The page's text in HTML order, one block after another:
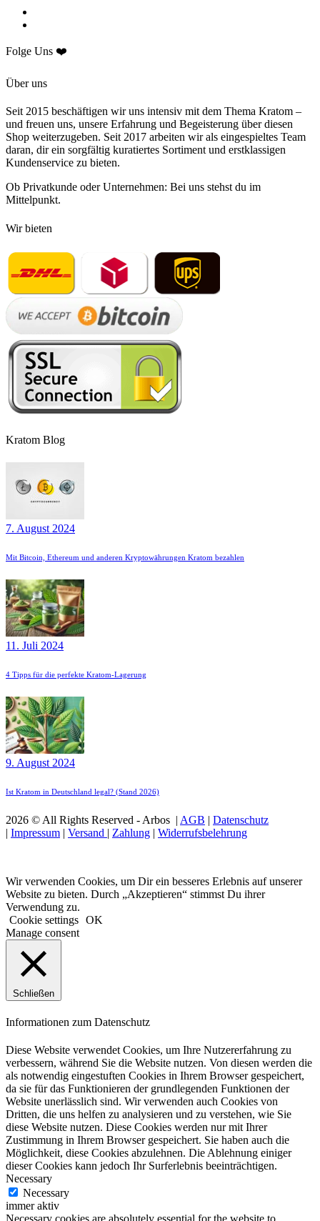
Folge Uns ❤️
Über uns
Seit 2015 beschäftigen wir uns intensiv mit dem Thema Kratom –
und freuen uns, unsere Erfahrung und Begeisterung über diesen
Shop weiterzugeben. Seit 2017 arbeiten wir als eingespieltes Team
daran, dir ein sorgfältig kuratiertes Sortiment und erstklassigen
Kundenservice zu bieten.
Ob Privatkunde oder Unternehmen: Bei uns stehst du im
Mittelpunkt.
Wir bieten
Kratom Blog
7. August 2024
Mit Bitcoin, Ethereum und anderen Kryptowährungen Kratom bezahlen
11. Juli 2024
4 Tipps für die perfekte Kratom-Lagerung
9. August 2024
Ist Kratom in Deutschland legal? (Stand 2026)
2026 © All Rights Reserved - Arbos | AGB | Datenschutz
| Impressum | Versand | Zahlung | Widerrufsbelehrung
Wir verwenden Cookies, um Dir ein besseres Erlebnis auf unserer
Website zu bieten. Durch „Akzeptieren“ stimmst Du ihrer
Verwendung zu.
Cookie settings OK
Manage consent
Schließen
Informationen zum Datenschutz
Diese Website verwendet Cookies, um Ihre Nutzererfahrung zu
verbessern, während Sie die Website nutzen. Von diesen werden die
als notwendig eingestuften Cookies in Ihrem Browser gespeichert,
da sie für das Funktionieren der grundlegenden Funktionen der
Website unerlässlich sind. Wir verwenden auch Cookies von
Dritten, die uns helfen zu analysieren und zu verstehen, wie Sie
diese Website nutzen. Diese Cookies werden nur mit Ihrer
Zustimmung in Ihrem Browser gespeichert. Sie haben auch die
Möglichkeit, diese Cookies abzulehnen. Die Ablehnung einiger
dieser Cookies kann jedoch Ihr Surferlebnis beeinträchtigen.
Necessary
Necessary
immer aktiv
Necessary cookies are absolutely essential for the website to